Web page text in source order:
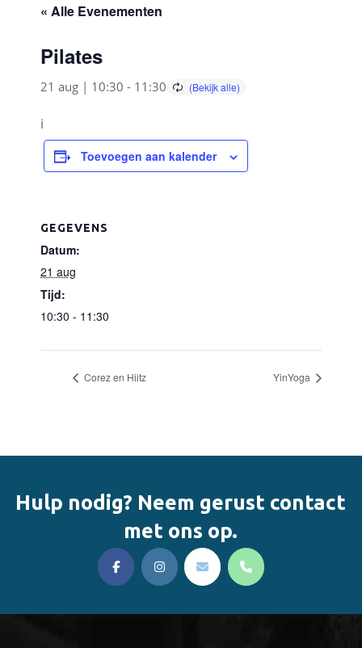
« Alle Evenementen
Pilates
21 aug | 10:30 - 11:30
i
Toevoegen aan kalender
GEGEVENS
Datum:
21 aug
Tijd:
10:30 - 11:30
Corez en Hiitz YinYoga
Hulp nodig? Neem gerust contact
met ons op.